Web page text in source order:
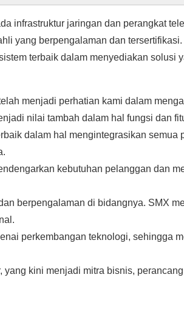
infrastruktur jaringan dan perangkat
yang berpengalaman dan
terbaik dalam menyediakan solusi
menjadi perhatian kami dalam
nilai tambah dalam hal fungsi dan
dalam hal mengintegrasikan semua
kebutuhan pelanggan dan
berpengalaman di bidangnya. SMX
perkembangan teknologi, sehingga
kini menjadi mitra bisnis,